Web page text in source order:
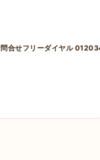
合せフリーダイヤル